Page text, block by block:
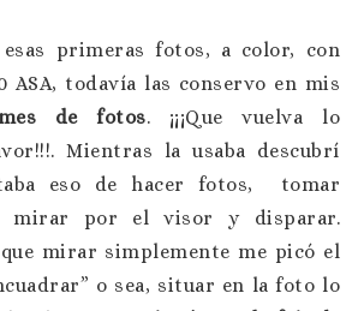
primeras fotos, a color, con
ASA, todavía las conservo en mis
de fotos. ¡¡¡Que vuelva lo
Mientras la usaba descubrí
eso de hacer fotos, tomar
mirar por el visor y disparar.
que mirar simplemente me picó el
o sea, situar en la foto lo